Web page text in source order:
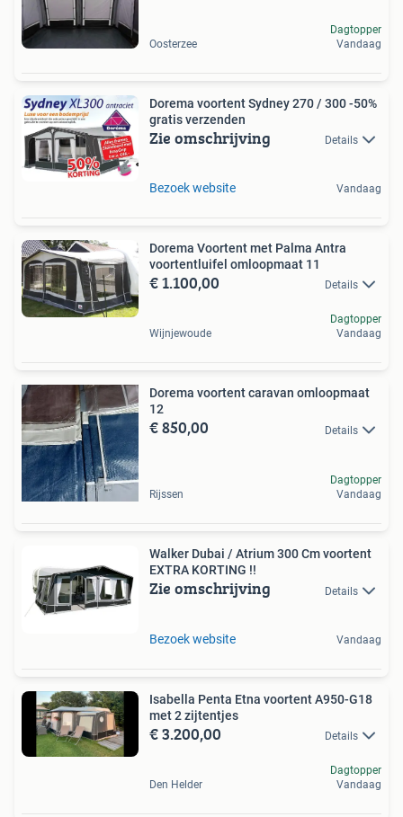
Oosterzee
Dagtopper
Vandaag
Dorema voortent Sydney 270 / 300 -50%
gratis verzenden
Zie omschrijving Details
Bezoek website Vandaag
Dorema Voortent met Palma Antra
voortentluifel omloopmaat 11
€ 1.100,00 Details
Wijnjewoude
Dagtopper
Vandaag
Dorema voortent caravan omloopmaat
12
€ 850,00 Details
Rijssen
Dagtopper
Vandaag
Walker Dubai / Atrium 300 Cm voortent
EXTRA KORTING !!
Zie omschrijving Details
Bezoek website Vandaag
Isabella Penta Etna voortent A950-G18
met 2 zijtentjes
€ 3.200,00 Details
Den Helder
Dagtopper
Vandaag